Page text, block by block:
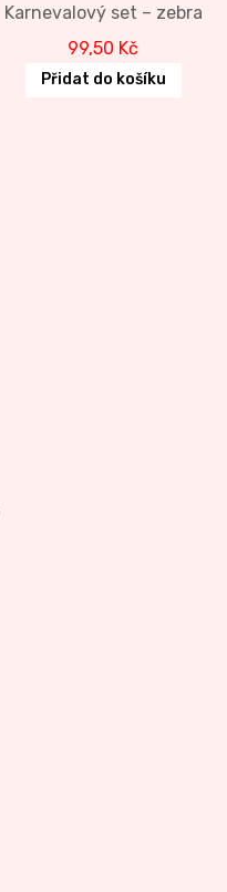
Karnevalový set – zebra
99,50 Kč
Přidat do košíku